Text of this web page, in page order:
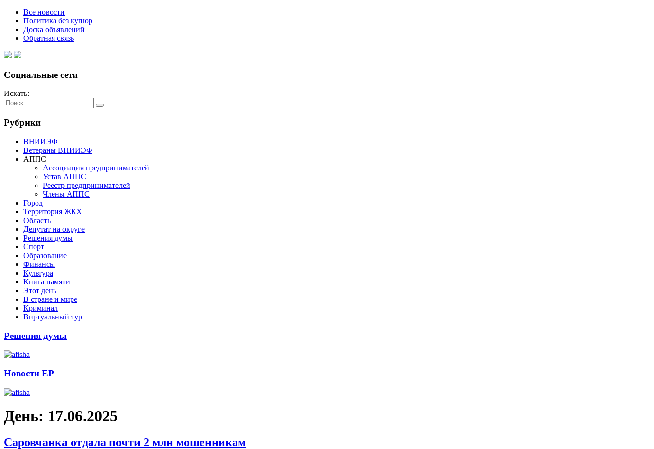
Все новости
Политика без купюр
Доска объявлений
Обратная связь
Социальные сети
Искать:
Рубрики
ВНИИЭФ
Ветераны ВНИИЭФ
АППС
Ассоциация предпринимателей
Устав АППС
Реестр предпринимателей
Члены АППС
Город
Территория ЖКХ
Область
Депутат на округе
Решения думы
Спорт
Образование
Финансы
Культура
Книга памяти
Этот день
В стране и мире
Криминал
Виртуальный тур
Решения думы
Новости ЕР
День: 17.06.2025
Саровчанка отдала почти 2 млн мошенникам